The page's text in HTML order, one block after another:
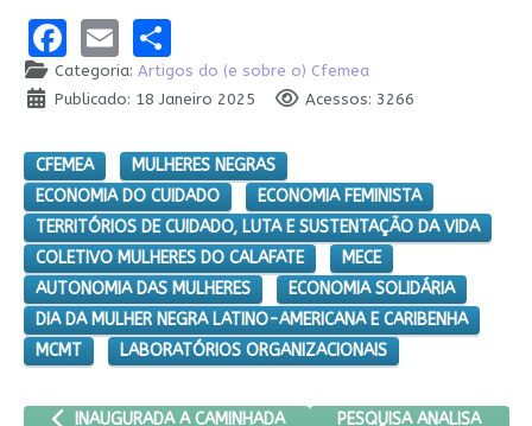
Facebook
EmailShare
Categoria: Artigos do (e sobre o) Cfemea
Publicado: 18 Janeiro 2025
Acessos: 3266
CFEMEA
MULHERES NEGRAS
ECONOMIA DO CUIDADO
ECONOMIA FEMINISTA
TERRITÓRIOS DE CUIDADO, LUTA E SUSTENTAÇÃO DA VIDA
COLETIVO MULHERES DO CALAFATE
MECE
AUTONOMIA DAS MULHERES
ECONOMIA SOLIDÁRIA
DIA DA MULHER NEGRA LATINO-AMERICANA E CARIBENHA
MCMT
LABORATÓRIOS ORGANIZACIONAIS
ARTIGO ANTERIOR: INAUGURADA A CAMINHADA DO CFEMEA E
INAUGURADA A CAMINHADA
PRÓXIMO ARTIGO:
PESQUISA ANALISA